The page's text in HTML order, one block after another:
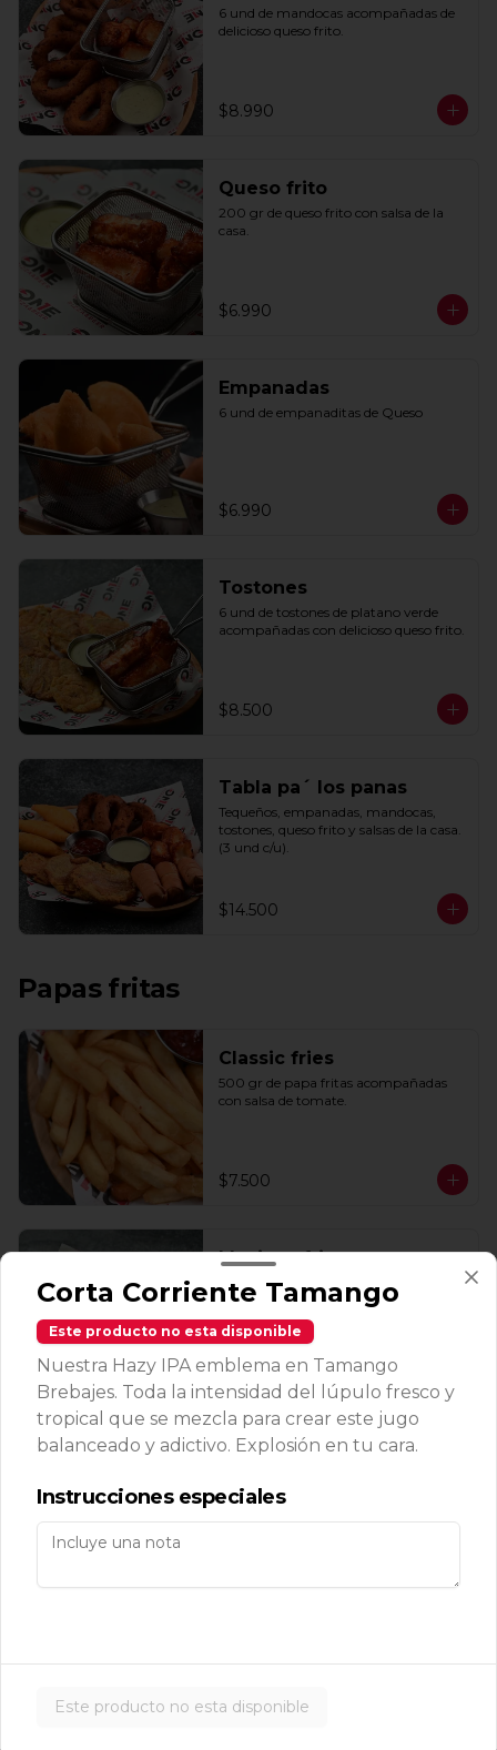
6 und de mandocas acompañadas de
delicioso queso frito.
$8.990
Queso frito
200 gr de queso frito con salsa de la
casa.
$6.990
Empanadas
6 und de empanaditas de Queso
$6.990
Tostones
6 und de tostones de platano verde
acompañadas con delicioso queso frito.
$8.500
Tabla pa´ los panas
Tequeños, empanadas, mandocas,
tostones, queso frito y salsas de la casa.
(3 und c/u).
$14.500
Papas fritas
Classic fries
500 gr de papa fritas acompañadas
con salsa de tomate.
$7.500
Mexican fries
Papas fritas con queso cheddar y
guacamole de la casa.
$9.500
One pizza fries
tocino crunch.
en una cama de cebollas salteadas,
coronada con salsa agria y ciboulette.
Corta Corriente Tamango
Este producto no esta disponible
Nuestra Hazy IPA emblema en Tamango
Brebajes. Toda la intensidad del lúpulo fresco y
tropical que se mezcla para crear este jugo
balanceado y adictivo. Explosión en tu cara.
Instrucciones especiales
Este producto no esta disponible